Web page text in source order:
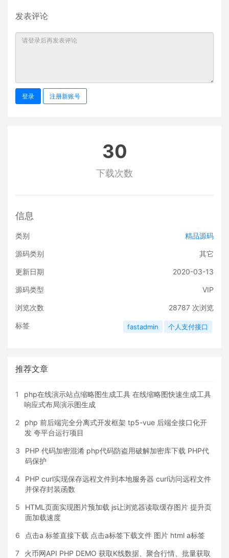
发表评论
登录 注册新账号
30
下载次数
信息
类别 精品源码
源码类别 其它
更新日期 2020-03-13
源码类型 VIP
浏览次数 28787次浏览
标签 fastadmin 个人支付接口
推荐文章
1
php在线演示站点缩略图生成工具 在线缩略图快速生成工具
响应式布局演示图生成
2
php 前后端完全分离式开发框架 tp5-vue 后端全接口化开
发 夸平台运行项目
3
PHP 代码加密混淆 php代码防盗用破解加密库下载 PHP代
码保护
4
PHP curl实现保存远程文件到本地服务器 curl访问远程文件
并保存封装函数
5
HTML页面实现图片预加载 js让浏览器读取缓存图片 提升页
面加载速度
6 点击a 标签直接下载 点击a标签下载文件 图片 html a标签
7
火币网API PHP DEMO 获取K线数据、聚合行情、批量获取